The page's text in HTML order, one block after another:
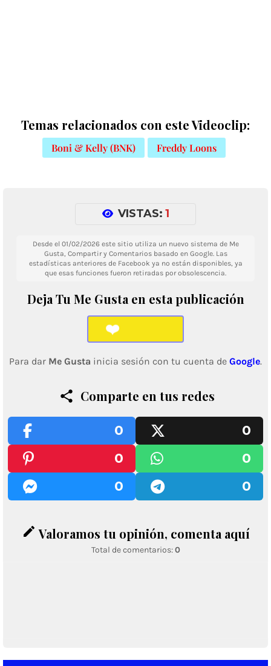
Temas relacionados con este Videoclip:
Boni & Kelly (BNK) Freddy Loons
VISTAS: 1
Desde el 01/02/2026 este sitio utiliza un nuevo sistema de Me
Gusta, Compartir y Comentarios basado en Google. Las
estadísticas anteriores de Facebook ya no están disponibles, ya
que esas funciones fueron retiradas por obsolescencia.
Deja Tu Me Gusta en esta publicación
❤️
Para dar Me Gusta inicia sesión con tu cuenta de Google.
Comparte en tus redes
0
0
0
0
0
0
edit Valoramos tu opinión, comenta aquí
Total de comentarios:0